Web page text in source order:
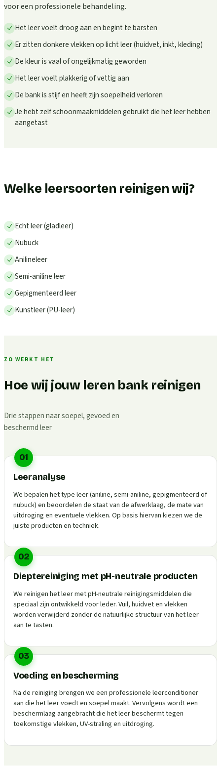
voor een professionele behandeling.
Het leer voelt droog aan en begint te barsten
Er zitten donkere vlekken op licht leer (huidvet, inkt, kleding)
De kleur is vaal of ongelijkmatig geworden
Het leer voelt plakkerig of vettig aan
De bank is stijf en heeft zijn soepelheid verloren
Je hebt zelf schoonmaakmiddelen gebruikt die het leer hebben
aangetast
Welke leersoorten reinigen wij?
Echt leer (gladleer)
Nubuck
Anilineleer
Semi-aniline leer
Gepigmenteerd leer
Kunstleer (PU-leer)
ZO WERKT HET
Hoe wij jouw leren bank reinigen
Drie stappen naar soepel, gevoed en
beschermd leer
01
Leeranalyse
We bepalen het type leer (aniline, semi-aniline, gepigmenteerd of
nubuck) en beoordelen de staat van de afwerklaag, de mate van
uitdroging en eventuele vlekken. Op basis hiervan kiezen we de
juiste producten en techniek.
02
Dieptereiniging met pH-neutrale producten
We reinigen het leer met pH-neutrale reinigingsmiddelen die
speciaal zijn ontwikkeld voor leder. Vuil, huidvet en vlekken
worden verwijderd zonder de natuurlijke structuur van het leer
aan te tasten.
03
Voeding en bescherming
Na de reiniging brengen we een professionele leerconditioner
aan die het leer voedt en soepel maakt. Vervolgens wordt een
beschermlaag aangebracht die het leer beschermt tegen
toekomstige vlekken, UV-straling en uitdroging.